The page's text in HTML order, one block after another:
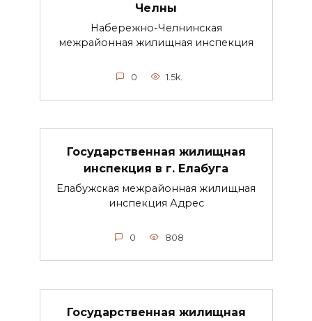
Челны
Набережно-Челнинская
межрайонная жилищная инспекция
0 1.5k.
Государственная жилищная
инспекция в г. Елабуга
Елабужская межрайонная жилищная
инспекция Адрес
0 808
Государственная жилищная